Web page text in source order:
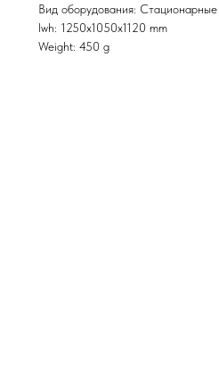
Вид оборудования:
lwh: 1250x1050x1120 mm
Weight: 450 g